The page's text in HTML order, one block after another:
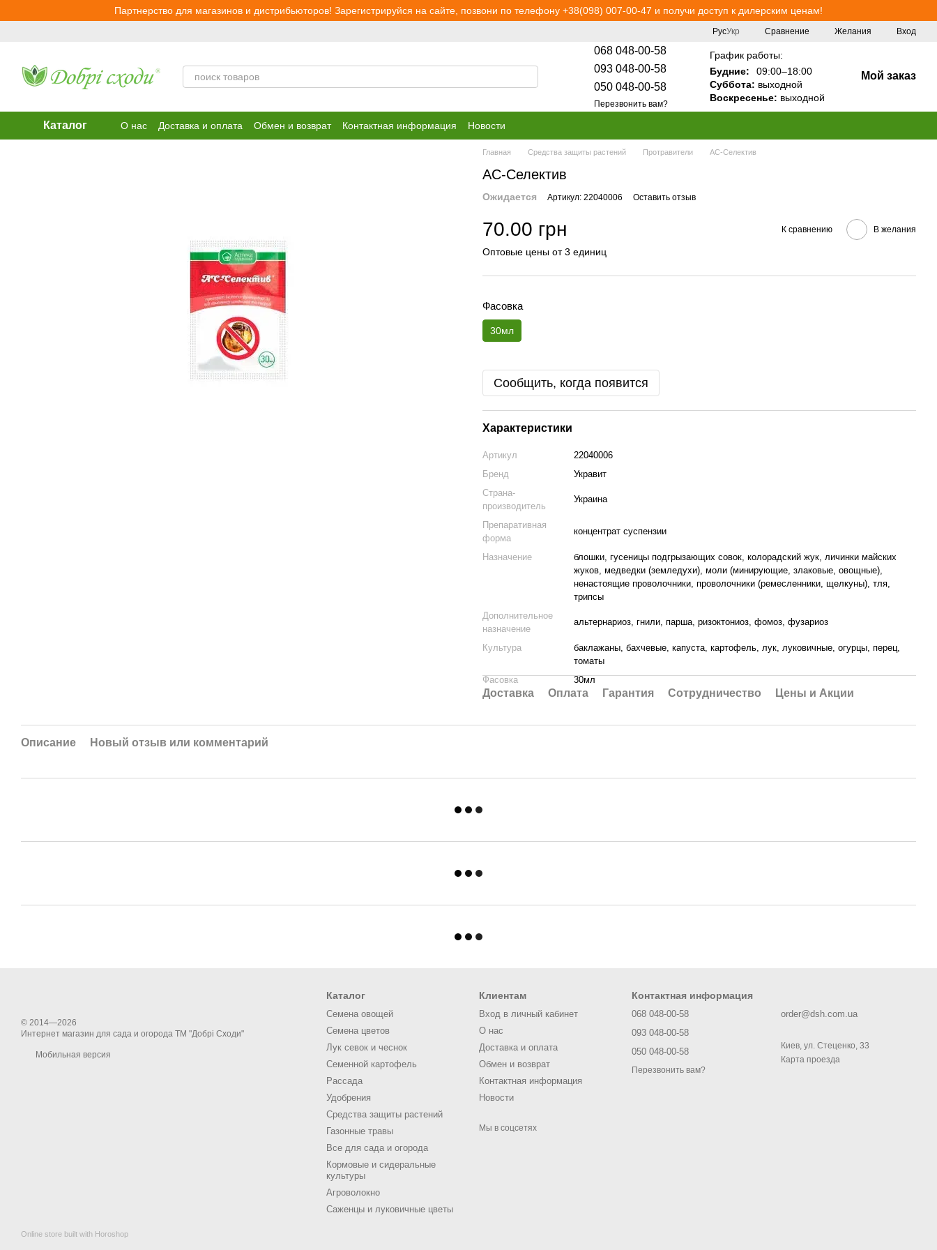
Перейти к основному контентуПартнерство для магазинов и дистрибьюторов! Зарегистрируйся на сайте, позвони по телефону +38(098) 007-00-47 и получи доступ к дилерским ценам!
РусУкр Сравнение Желания Вход
068 048-00-58
093 048-00-58
050 048-00-58
Перезвонить вам?
График работы:
Будние:
09:00–18:00
Суббота: выходной
Воскресенье: выходной
Мой заказ
Каталог О нас Доставка и оплата Обмен и возврат Контактная информация Новости
Главная Средства защиты растений Протравители АС-Селектив
АС-Селектив
Ожидается Артикул: 22040006 Оставить отзыв
70.00 грн К сравнению В желания
Оптовые цены от 3 единиц
Фасовка
30мл
Сообщить, когда появится
Характеристики
Артикул
22040006
Бренд
Укравит
Страна-
производитель
Украина
Препаративная
форма
концентрат суспензии
Назначение
блошки, гусеницы подгрызающих совок, колорадский жук, личинки майских
жуков, медведки (земледухи), моли (минирующие, злаковые, овощные),
ненастоящие проволочники, проволочники (ремесленники, щелкуны), тля,
трипсы
Дополнительное
назначение
альтернариоз, гнили, парша, ризоктониоз, фомоз, фузариоз
Культура
баклажаны, бахчевые, капуста, картофель, лук, луковичные, огурцы, перец,
томаты
Фасовка
30мл
Доставка Оплата Гарантия Сотрудничество Цены и Акции
Описание Новый отзыв или комментарий
© 2014—2026
Интернет магазин для сада и огорода ТМ "Добрі Сходи"
Мобильная версия
Online store built with Horoshop
Каталог
Семена овощей
Семена цветов
Лук севок и чеснок
Семенной картофель
Рассада
Удобрения
Средства защиты растений
Газонные травы
Все для сада и огорода
Кормовые и сидеральные
культуры
Агроволокно
Саженцы и луковичные цветы
Клиентам
Вход в личный кабинет
О нас
Доставка и оплата
Обмен и возврат
Контактная информация
Новости
Мы в соцсетях
Контактная информация
068 048-00-58
093 048-00-58
050 048-00-58
Перезвонить вам?
order@dsh.com.ua
Киев, ул. Стеценко, 33
Карта проезда